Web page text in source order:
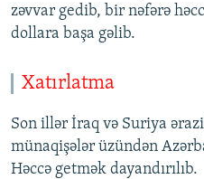
zəvvar gedib, bir nəfərə
dollara başa gəlib.
Xatırlatma
Son illər İraq və Suriya
münaqişələr üzündən
Həccə getmək dayandırılıb.